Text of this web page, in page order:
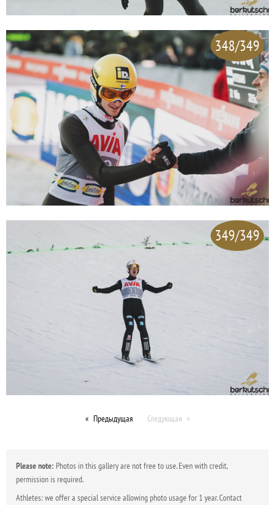
348/349
349/349
Предыдущая Следующая
Please note: Photos in this gallery are not free to use. Even with credit,
permission is required.
Athletes: we offer a special service allowing photo usage for 1 year. Contact